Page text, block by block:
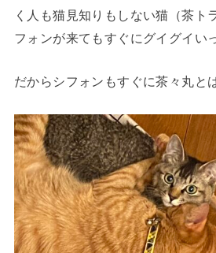
く人も猫見知りもしない猫（茶ト
フォンが来てもすぐにグイグイい
だからシフォンもすぐに茶々丸と